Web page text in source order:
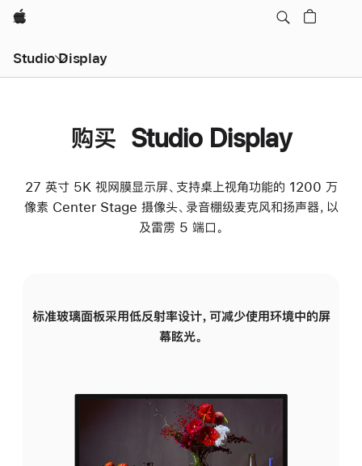
Apple
Studio Display
购买 Studio Display
27 英寸 5K 视网膜显示屏、支持桌上视角功能的 1200 万
像素 Center Stage 摄像头、录音棚级麦克风和扬声器，以
及雷雳 5 端口。
标准玻璃面板采用低反射率设计，可减少使用环境中的屏
幕眩光。